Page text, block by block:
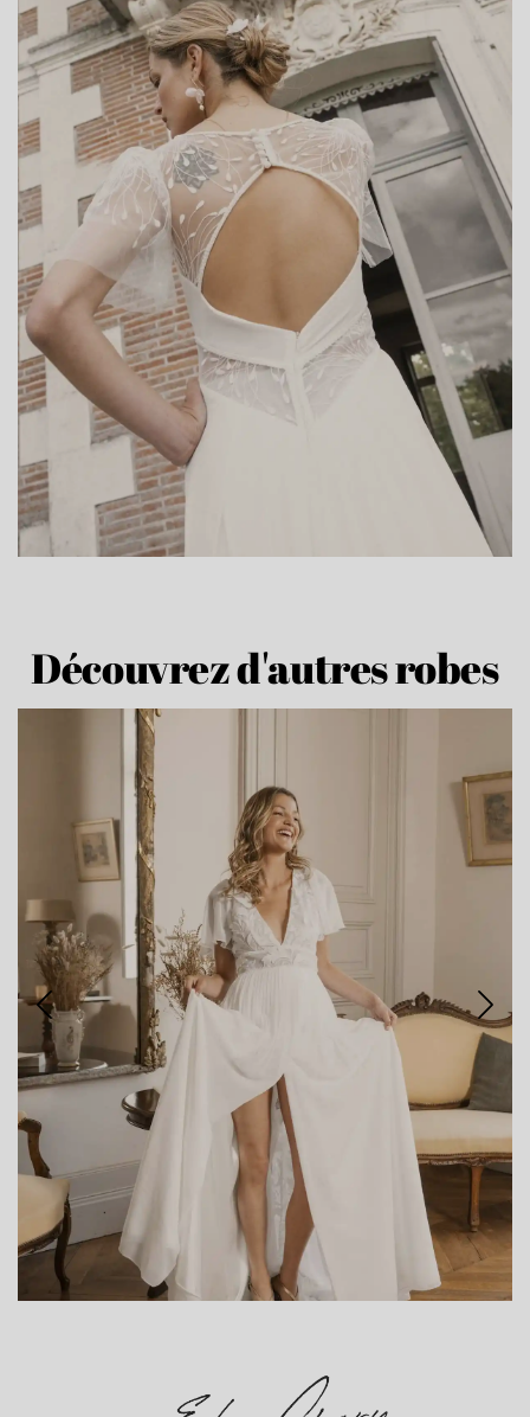
Découvrez d'autres robes
PRUDENCE